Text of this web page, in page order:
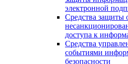
электронной
Средства защиты
доступа к
Средства
событиями
безопасности